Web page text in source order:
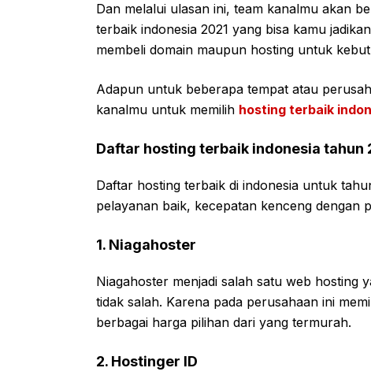
Dan melalui ulasan ini, team kanalmu akan
terbaik indonesia 2021 yang bisa kamu
membeli domain maupun hosting untuk
Adapun untuk beberapa tempat atau
kanalmu untuk memilih hosting terbaik
Daftar hosting terbaik indonesia tahun
Daftar hosting terbaik di indonesia untuk
pelayanan baik, kecepatan kenceng dengan
1. Niagahoster
Niagahoster menjadi salah satu web hosting
tidak salah. Karena pada perusahaan ini
berbagai harga pilihan dari yang termurah.
2. Hostinger ID